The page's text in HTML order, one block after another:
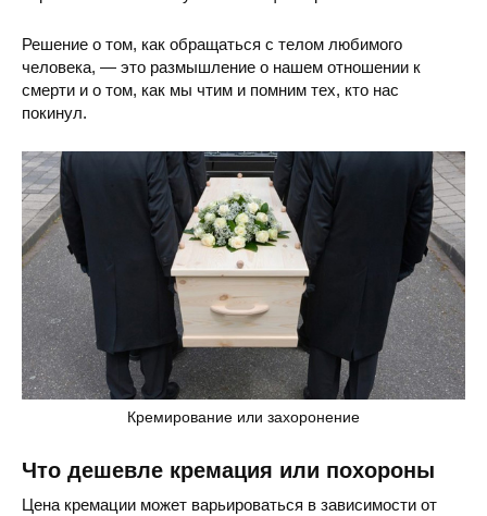
Решение о том, как обращаться с телом любимого
человека, — это размышление о нашем отношении к
смерти и о том, как мы чтим и помним тех, кто нас
покинул.
Кремирование или захоронение
Что дешевле кремация или похороны
Цена кремации может варьироваться в зависимости от